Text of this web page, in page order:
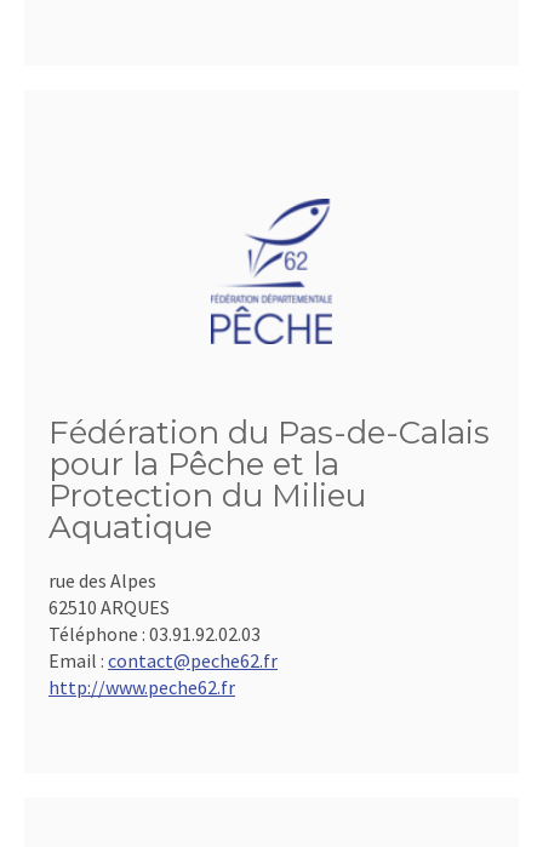
Fédération du Pas-de-Calais
pour la Pêche et la
Protection du Milieu
Aquatique
rue des Alpes
62510 ARQUES
Téléphone : 03.91.92.02.03
Email : contact@peche62.fr
http://www.peche62.fr